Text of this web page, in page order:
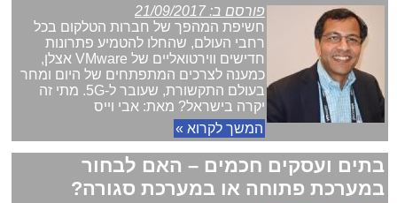
פורסם ב: 21/09/2017
חשיפת המהפך של חברות הטלקום בכל
רחבי העולם, שהחלו להטמיע פתרונות
חדישים ווירטואליים של VMware אצלן,
כמענה לצרכים המתפתחים של היום ומחר
בעולם התקשורת, שעובר ל-5G. מתי זה
יקרה בישראל? מאת: אבי וייס
המשך לקרוא »
בתים ועסקים חכמים – האם לבחור
במערכת פתוחה או במערכת סגורה?